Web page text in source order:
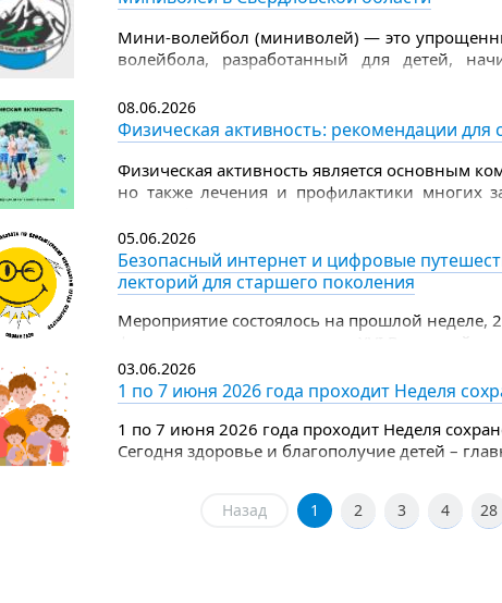
Мини-волейбол (миниволей) — это
волейбола, разработанный для детей,
объемного мяча, что снижает нагрузку на
08.06.2026
Физическая активность: рекомендации для
Физическая активность является основным
но также лечения и профилактики многих
05.06.2026
Безопасный интернет и цифровые
лекторий для старшего поколения
Мероприятие состоялось на прошлой неделе,
по компьютерному многоборью среди
03.06.2026
1 по 7 июня 2026 года проходит Неделя
1 по 7 июня 2026 года проходит Неделя
Сегодня здоровье и благополучие детей –
Назад 1 2 3 4 28